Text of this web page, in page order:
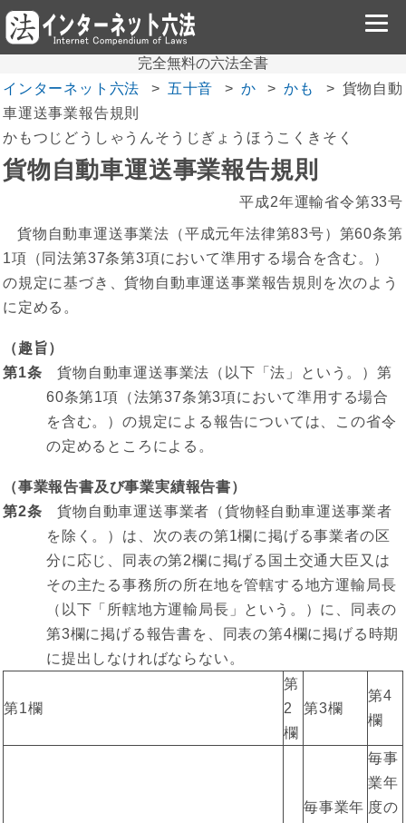
完全無料の六法全書
インターネット六法
五十音 か かも
貨物自動
車運送事業報告規則
かもつじどうしゃうんそうじぎょうほうこくきそく
貨物自動車運送事業報告規則
平成2年運輸省令第33号
貨物自動車運送事業法（平成元年法律第83号）第60条第
1項（同法第37条第3項において準用する場合を含む。）
の規定に基づき、貨物自動車運送事業報告規則を次のよう
に定める。
（趣旨）
第1条 貨物自動車運送事業法（以下「法」という。）第
60条第1項（法第37条第3項において準用する場合
を含む。）の規定による報告については、この省令
の定めるところによる。
（事業報告書及び事業実績報告書）
第2条 貨物自動車運送事業者（貨物軽自動車運送事業者
を除く。）は、次の表の第1欄に掲げる事業者の区
分に応じ、同表の第2欄に掲げる国土交通大臣又は
その主たる事務所の所在地を管轄する地方運輸局長
（以下「所轄地方運輸局長」という。）に、同表の
第3欄に掲げる報告書を、同表の第4欄に掲げる時期
に提出しなければならない。
第1欄
第
2
欄
第3欄
第4
欄
毎事業年
毎事
業年
度の